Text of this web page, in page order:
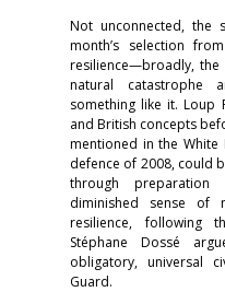
Not unconnected, the
month’s selection from
resilience—broadly,
natural
something like it. Loup
and British concepts
mentioned in the White
defence of 2008, could
through
diminished sense of
resilience, following
Stéphane Dossé
obligatory, universal
Guard.